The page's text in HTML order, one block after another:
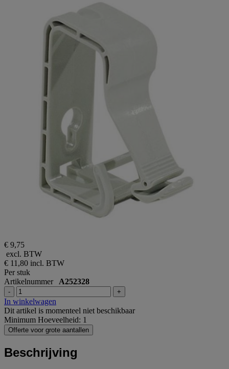
€ 9,75
excl. BTW
€ 11,80 incl. BTW
Per stuk
Artikelnummer A252328
- +
In winkelwagen
Dit artikel is momenteel niet beschikbaar
Minimum Hoeveelheid: 1
Offerte voor grote aantallen
Beschrijving